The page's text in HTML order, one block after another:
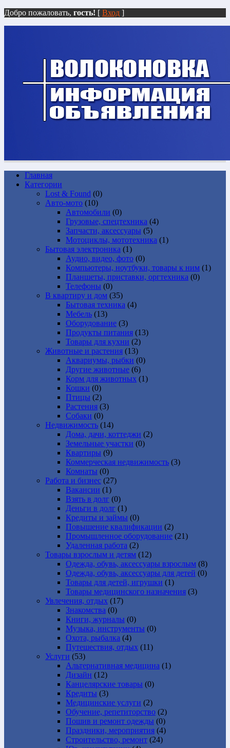
Добро пожаловать, гость! [ Вход ]
Главная
Категории
Lost & Found (0)
Авто-мото (10)
Автомобили (0)
Грузовые, спецтехника (4)
Запчасти, аксессуары (5)
Мотоциклы, мототехника (1)
Бытовая электроника (1)
Аудио, видео, фото (0)
Компьютеры, ноутбуки, товары к ним (1)
Планшеты, приставки, оргтехника (0)
Телефоны (0)
В квартиру и дом (35)
Бытовая техника (4)
Мебель (13)
Оборудование (3)
Продукты питания (13)
Товары для кухни (2)
Животные и растения (13)
Аквариумы, рыбки (0)
Другие животные (6)
Корм для животных (1)
Кошки (0)
Птицы (2)
Растения (3)
Собаки (0)
Недвижимость (14)
Дома, дачи, коттеджи (2)
Земельные участки (0)
Квартиры (9)
Коммерческая недвижимость (3)
Комнаты (0)
Работа и бизнес (27)
Вакансии (1)
Взять в долг (0)
Деньги в долг (1)
Кредиты и займы (0)
Повышение квалификации (2)
Промышленное оборудование (21)
Удаленная работа (2)
Товары взрослым и детям (12)
Одежда, обувь, аксессуары взрослым (8)
Одежда, обувь, аксессуары для детей (0)
Товары для детей, игрушки (1)
Товары медицинского назначения (3)
Увлечения, отдых (17)
Знакомства (0)
Книги, журналы (0)
Музыка, инструменты (0)
Охота, рыбалка (4)
Путешествия, отдых (11)
Услуги (53)
Альтернативная медицина (1)
Дизайн (12)
Канцелярские товары (0)
Кредиты (3)
Медицинские услуги (2)
Обучение, репетиторство (2)
Пошив и ремонт одежды (0)
Праздники, мероприятия (4)
Строительство, ремонт (24)